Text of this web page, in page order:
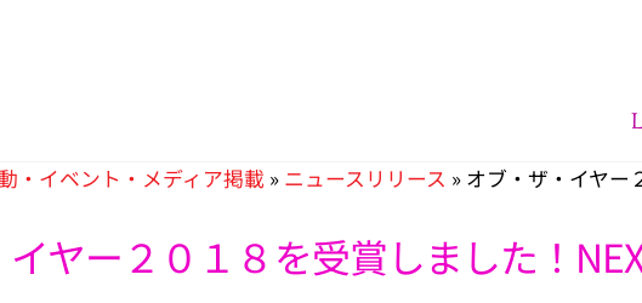
・イベント・メディア掲載 » ニュースリリース » オブ・ザ・イヤー
ヤー２０１８を受賞しました！